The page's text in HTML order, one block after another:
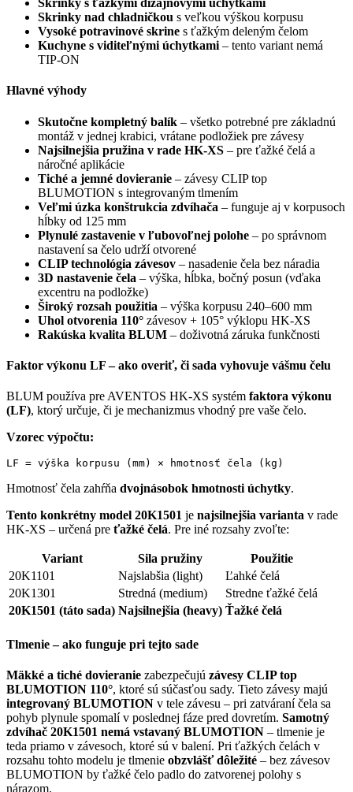
Skrinky s ťažkými dizajnovými úchytkami
Skrinky nad chladničkou s veľkou výškou korpusu
Vysoké potravinové skrine s ťažkým deleným čelom
Kuchyne s viditeľnými úchytkami – tento variant nemá
TIP-ON
Hlavné výhody
Skutočne kompletný balík – všetko potrebné pre základnú
montáž v jednej krabici, vrátane podložiek pre závesy
Najsilnejšia pružina v rade HK-XS – pre ťažké čelá a
náročné aplikácie
Tiché a jemné dovieranie – závesy CLIP top
BLUMOTION s integrovaným tlmením
Veľmi úzka konštrukcia zdvíhača – funguje aj v korpusoch
hĺbky od 125 mm
Plynulé zastavenie v ľubovoľnej polohe – po správnom
nastavení sa čelo udrží otvorené
CLIP technológia závesov – nasadenie čela bez náradia
3D nastavenie čela – výška, hĺbka, bočný posun (vďaka
excentru na podložke)
Široký rozsah použitia – výška korpusu 240–600 mm
Uhol otvorenia 110° závesov + 105° výklopu HK-XS
Rakúska kvalita BLUM – doživotná záruka funkčnosti
Faktor výkonu LF – ako overiť, či sada vyhovuje vášmu čelu
BLUM používa pre AVENTOS HK-XS systém faktora výkonu
(LF), ktorý určuje, či je mechanizmus vhodný pre vaše čelo.
Vzorec výpočtu:
LF = výška korpusu (mm) × hmotnosť čela (kg)
Hmotnosť čela zahŕňa dvojnásobok hmotnosti úchytky.
Tento konkrétny model 20K1501 je najsilnejšia varianta v rade
HK-XS – určená pre ťažké čelá. Pre iné rozsahy zvoľte:
Variant Sila pružiny
Použitie
20K1101
Najslabšia (light)
Ľahké čelá
20K1301
Stredná (medium)
Stredne ťažké čelá
20K1501 (táto sada) Najsilnejšia (heavy) Ťažké čelá
Tlmenie – ako funguje pri tejto sade
Mäkké a tiché dovieranie zabezpečujú závesy CLIP top
BLUMOTION 110°, ktoré sú súčasťou sady. Tieto závesy majú
integrovaný BLUMOTION v tele závesu – pri zatváraní čela sa
pohyb plynule spomalí v poslednej fáze pred dovretím. Samotný
zdvíhač 20K1501 nemá vstavaný BLUMOTION – tlmenie je
teda priamo v závesoch, ktoré sú v balení. Pri ťažkých čelách v
rozsahu tohto modelu je tlmenie obzvlášť dôležité – bez závesov
BLUMOTION by ťažké čelo padlo do zatvorenej polohy s
nárazom.